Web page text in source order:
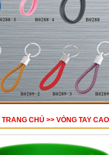
TRANG CHỦ >> VÒNG TAY